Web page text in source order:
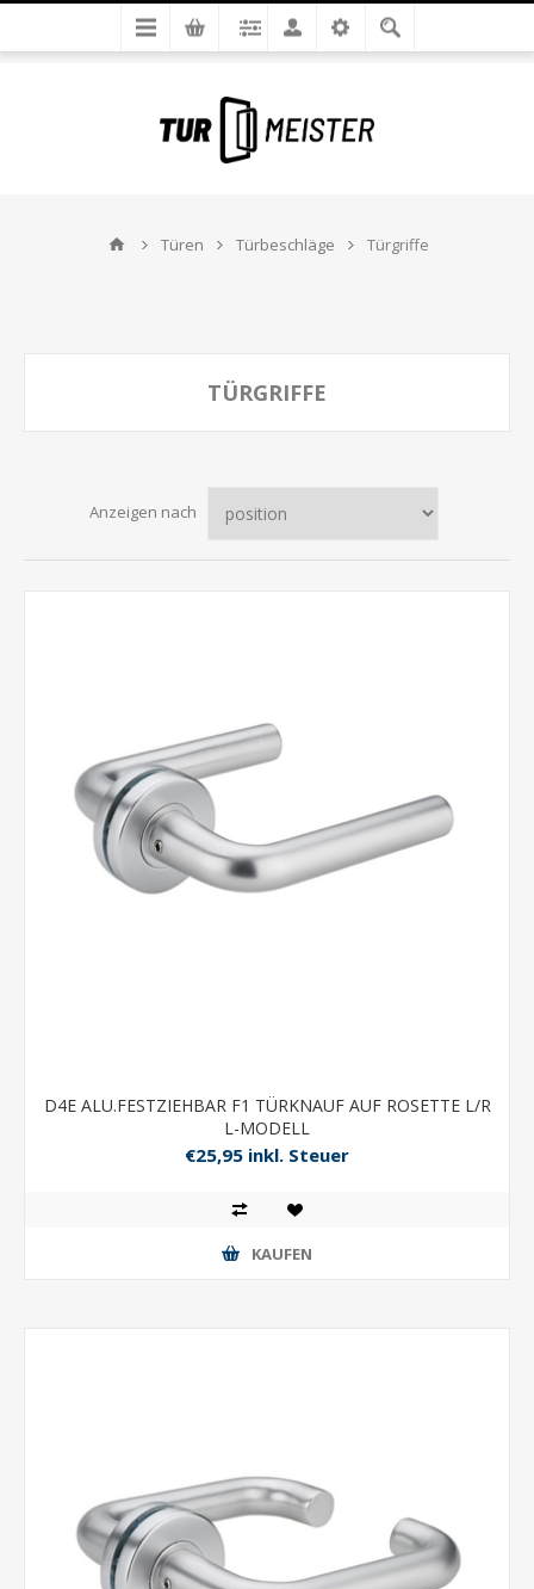
Türen Türbeschläge Türgriffe
TÜRGRIFFE
Anzeigen nach
D4E ALU.FESTZIEHBAR F1 TÜRKNAUF AUF ROSETTE L/R
L-MODELL
€25,95 inkl. Steuer
KAUFEN